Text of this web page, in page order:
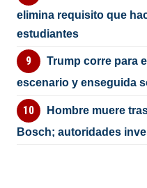
elimina requisito que
estudiantes
Trump corre para
escenario y enseguida
Hombre muere
Bosch; autoridades